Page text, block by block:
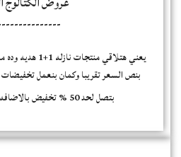
يعني هتلاقي
بنص السعر تقريبا وكمان بنعمل
بتصل لحد 50 % تخفيض بالاضافه الي خصم العضويه.